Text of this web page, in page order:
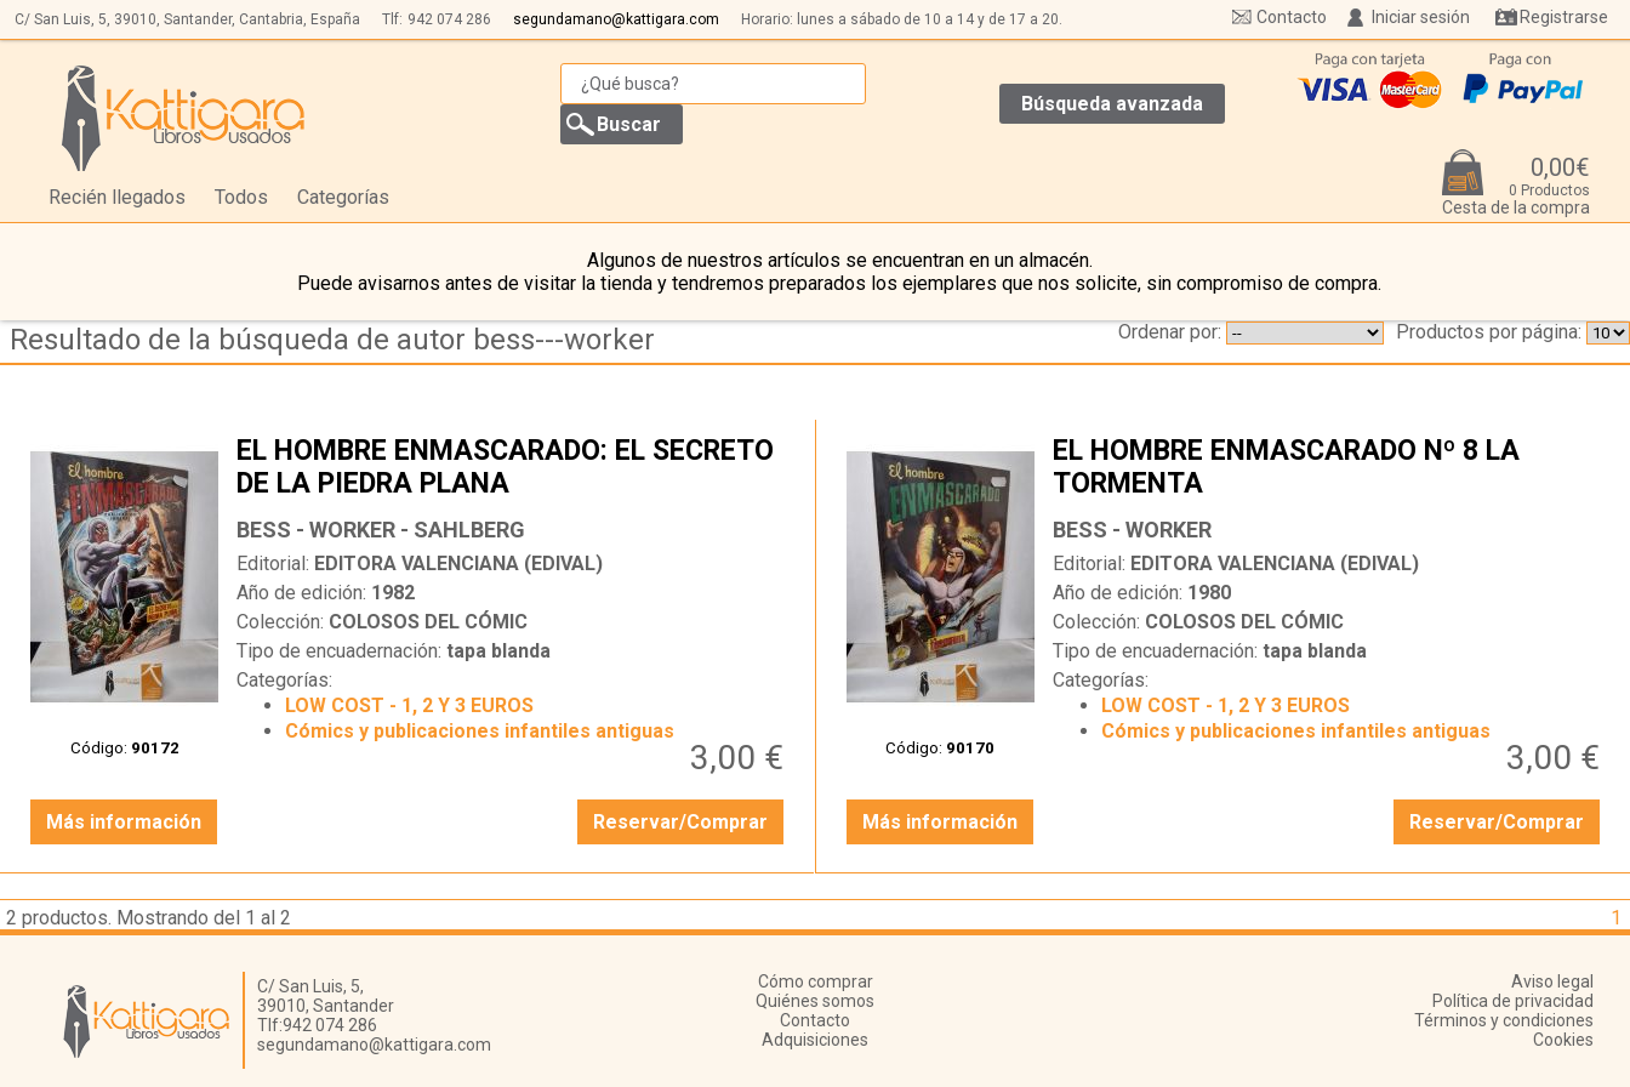
C/ San Luis, 5, 39010, Santander, Cantabria, España Tlf: 942 074 286 segundamano@kattigara.com Horario: lunes a sábado de 10 a 14 y de 17 a 20. Iniciar sesión Registrarse
Contacto
Búsqueda avanzada
Recién llegados Todos Categorías
0,00€
0 Productos
Cesta de la compra
Algunos de nuestros artículos se encuentran en un almacén.
Puede avisarnos antes de visitar la tienda y tendremos preparados los ejemplares que nos solicite, sin compromiso de compra.
Resultado de la búsqueda de autor bess---worker Productos por página:
Ordenar por:
Código: 90172
EL HOMBRE ENMASCARADO: EL SECRETO
DE LA PIEDRA PLANA
BESS - WORKER - SAHLBERG
Editorial: EDITORA VALENCIANA (EDIVAL)
Año de edición: 1982
Colección: COLOSOS DEL CÓMIC
Tipo de encuadernación:tapa blanda
Categorías:
LOW COST - 1, 2 Y 3 EUROS
Cómics y publicaciones infantiles antiguas
3,00 €
Más información Reservar/Comprar
Código: 90170
EL HOMBRE ENMASCARADO Nº 8 LA
TORMENTA
BESS - WORKER
Editorial: EDITORA VALENCIANA (EDIVAL)
Año de edición: 1980
Colección: COLOSOS DEL CÓMIC
Tipo de encuadernación: tapa blanda
Categorías:
LOW COST - 1, 2 Y 3 EUROS
Cómics y publicaciones infantiles antiguas
3,00 €
Más información Reservar/Comprar
2 productos. Mostrando del 1 al 2 1
Librería Kattigara
C/ San Luis, 5,
39010, Santander
Tlf:942 074 286
segundamano@kattigara.com
Cómo comprar
Quiénes somos
Contacto
Adquisiciones
Aviso legal
Política de privacidad
Términos y condiciones
Cookies